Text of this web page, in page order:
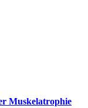
Muskelatrophie